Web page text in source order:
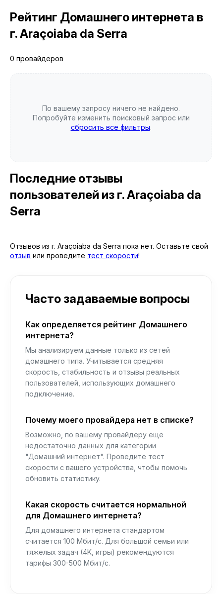
Рейтинг Домашнего интернета в
г. Araçoiaba da Serra
0 провайдеров
По вашему запросу ничего не найдено.
Попробуйте изменить поисковый запрос или
сбросить все фильтры.
Последние отзывы
пользователей из г. Araçoiaba da
Serra
Отзывов из г. Araçoiaba da Serra пока нет. Оставьте свой
отзыв или проведите тест скорости!
Часто задаваемые вопросы
Как определяется рейтинг Домашнего
интернета?
Мы анализируем данные только из сетей
домашнего типа. Учитывается средняя
скорость, стабильность и отзывы реальных
пользователей, использующих домашнего
подключение.
Почему моего провайдера нет в списке?
Возможно, по вашему провайдеру еще
недостаточно данных для категории
"Домашний интернет". Проведите тест
скорости с вашего устройства, чтобы помочь
обновить статистику.
Какая скорость считается нормальной
для Домашнего интернета?
Для домашнего интернета стандартом
считается 100 Мбит/с. Для большой семьи или
тяжелых задач (4K, игры) рекомендуются
тарифы 300-500 Мбит/с.